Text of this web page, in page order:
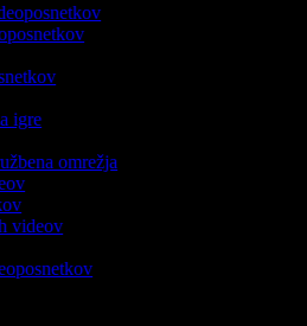
igre
omrežja
videov